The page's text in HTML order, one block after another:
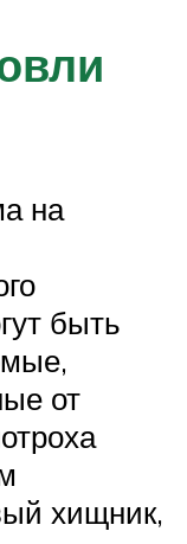
на
быть
от
хищник,